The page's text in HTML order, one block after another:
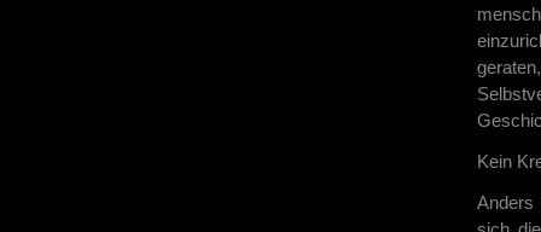
Kein